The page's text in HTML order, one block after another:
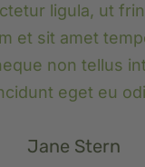
ligula, ut
et sit amet
non tellus
eget eu
Jane Stern